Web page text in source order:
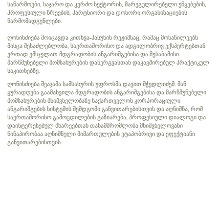
საწარმოები, საჯარო და კერძო სექტორის, მარეგულირებელი უწყებების,
პროფესიული წრეების, პარტნიორი და დონორი ორგანიზაციების
წარმომადგენლები.
ღონისძიება მოიცავდა კითხვა-პასუხის რეჟიმსაც, რამაც მონაწილეებს
მისცა შესაძლებლობა, საერთაშორისო და ადგილობრივ ექსპერტებთან
ერთად ემსჯელათ მდგრადობის ანგარიშგებისა და შესაბამისი
მარწმუნებელი მომსახურების დანერგვასთან დაკავშირებულ პრაქტიკულ
საკითხებზე.
ღონისძიება შეაჯამა სამსახურის უფროსმა დავით მჭედლიძემ. მან
ყურადღება გაამახვილა მდგრადობის ანგარიშგებისა და მარწმუნებელი
მომსახურების მნიშვნელობაზე საქართველოს კორპორაციული
ანგარიშგების სისტემის შემდგომი განვითარებისთვის და აღნიშნა, რომ
საერთაშორისო გამოცდილების გაზიარება, პროფესიული დიალოგი და
დაინტერესებულ მხარეებთან თანამშრომლობა მნიშვნელოვანი
წინაპირობაა აღნიშნული მიმართულების ეტაპობრივი და ეფექტიანი
განვითარებისთვის.